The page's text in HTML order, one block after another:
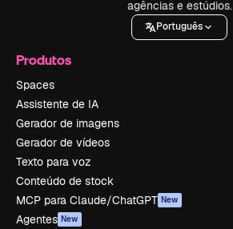
agências e estúdios.
Português
Produtos
Spaces
Assistente de IA
Gerador de imagens
Gerador de vídeos
Texto para voz
Conteúdo de stock
MCP para Claude/ChatGPT New
Agentes New